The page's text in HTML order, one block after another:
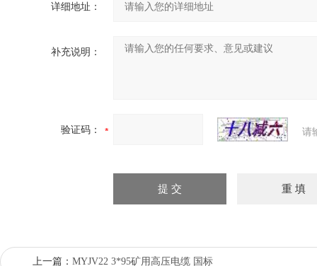
详细地址：
补充说明：
验证码： 请
上一篇： MYJV22 3*95矿用高压电缆 国标